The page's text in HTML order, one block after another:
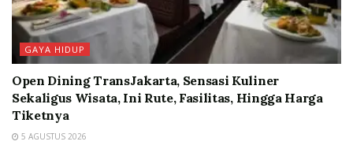
GAYA HIDUP
Open Dining TransJakarta, Sensasi Kuliner
Sekaligus Wisata, Ini Rute, Fasilitas, Hingga Harga
Tiketnya
5 AGUSTUS 2026